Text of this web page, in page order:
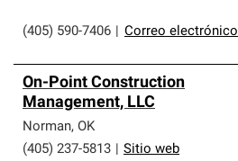
(405) 590-7406 Correo electrónico
On-Point Construction
Management, LLC
Norman, OK
(405) 237-5813
Sitio web